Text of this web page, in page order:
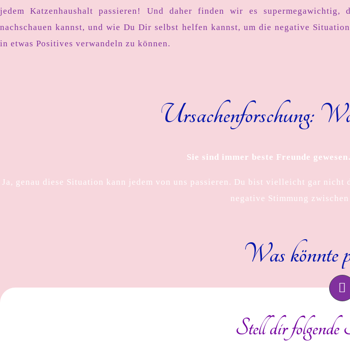
jedem Katzenhaushalt passieren! Und daher finden wir es supermegawichtig,
nachschauen kannst, und wie Du Dir selbst helfen kannst, um die negative
in etwas Positives verwandeln zu können.
Ursachenforschung:
Sie sind immer beste Freunde
Ja, genau diese Situation kann jedem von uns passieren. Du bist vielleicht gar
negative Stimmung
Was könnte
Stell dir